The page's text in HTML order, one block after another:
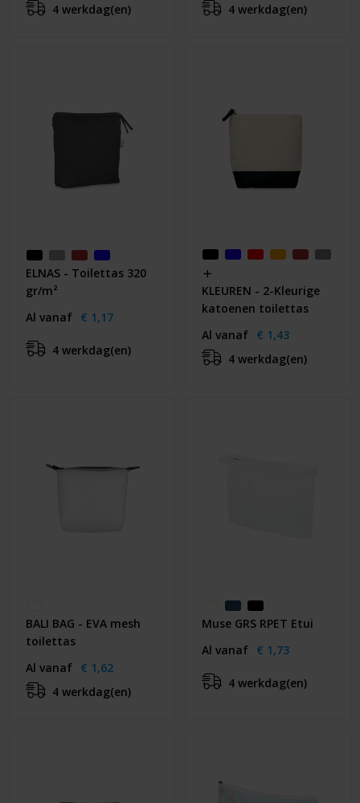
4 werkdag(en)
4 werkdag(en)
ELNAS - Toilettas 320
gr/m²
Al vanaf € 1,17
4 werkdag(en)
KLEUREN - 2-Kleurige
katoenen toilettas
Al vanaf € 1,43
4 werkdag(en)
BALI BAG - EVA mesh
toilettas
Al vanaf € 1,62
4 werkdag(en)
Muse GRS RPET Etui
Al vanaf € 1,73
4 werkdag(en)